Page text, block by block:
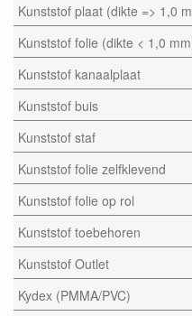
Kunststof plaat (dikte => 1,0
Kunststof folie (dikte < 1,0
Kunststof kanaalplaat
Kunststof buis
Kunststof staf
Kunststof folie zelfklevend
Kunststof folie op rol
Kunststof toebehoren
Kunststof Outlet
Kydex (PMMA/PVC)